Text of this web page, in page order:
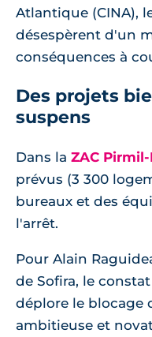
Atlantique (CINA),
désespèrent d'un
conséquences à
Des projets
suspens
Dans la ZAC
prévus (3 300
bureaux et des
l'arrêt.
Pour Alain
de Sofira, le
déplore le blocage
ambitieuse et